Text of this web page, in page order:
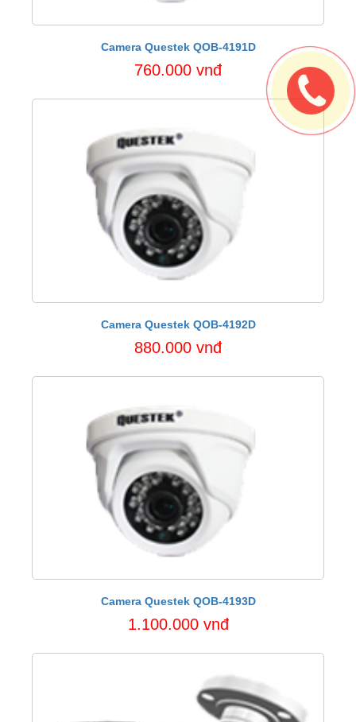
Camera Questek QOB-4191D
760.000 vnđ
Camera Questek QOB-4192D
880.000 vnđ
Camera Questek QOB-4193D
1.100.000 vnđ